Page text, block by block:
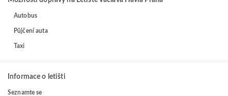
Autobus
Půjčení auta
Taxi
Informace o letišti
Seznamte se